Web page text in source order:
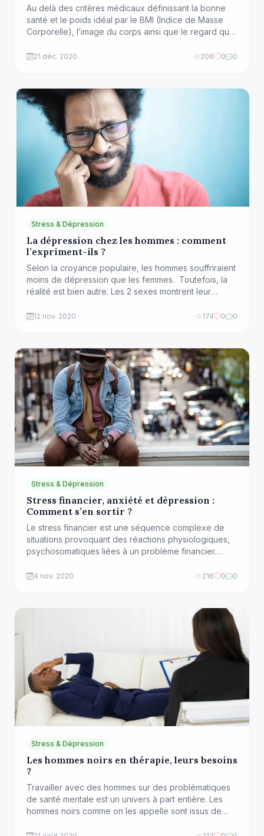
Au delà des critères médicaux définissant la bonne
santé et le poids idéal par le BMI (Indice de Masse
Corporelle), l’image du corps ainsi que le regard que
par ce que nous considérons comme étant une
21 déc. 2020 206 0 0
Stress & Dépression
La dépression chez les hommes : comment
l’expriment-ils ?
Selon la croyance populaire, les hommes souffriraient
moins de dépression que les femmes. Toutefois, la
réalité est bien autre. Les 2 sexes montrent leur
caricaturant, on pourrait dire que les femmes
s’isolent. Toutefois, les recherches et […]
12 nov. 2020 174 0 0
Stress & Dépression
Stress financier, anxiété et dépression :
Comment s’en sortir ?
Le stress financier est une séquence complexe de
situations provoquant des réactions physiologiques,
psychosomatiques liées à un problème financier.
l’engrenage de l’endettement alors qu’elles ont un
dépenses. L’une des raisons qui explique cette
4 nov. 2020 216 0 0
Stress & Dépression
Les hommes noirs en thérapie, leurs besoins
?
Travailler avec des hommes sur des problématiques
de santé mentale est un univers à part entière. Les
hommes noirs comme on les appelle sont issus de